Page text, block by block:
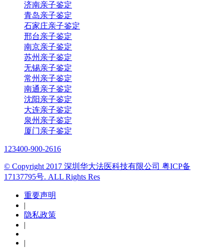
济南亲子鉴定
青岛亲子鉴定
石家庄亲子鉴定
邢台亲子鉴定
南京亲子鉴定
苏州亲子鉴定
无锡亲子鉴定
常州亲子鉴定
南通亲子鉴定
沈阳亲子鉴定
大连亲子鉴定
泉州亲子鉴定
厦门亲子鉴定
123400-900-2616
© Copyright 2017 深圳华大法医科技有限公司 粤ICP备
17137795号. ALL Rights Res
重要声明
|
隐私政策
|
|